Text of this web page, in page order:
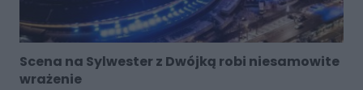
Scena na Sylwester z Dwójką robi niesamowite
wrażenie